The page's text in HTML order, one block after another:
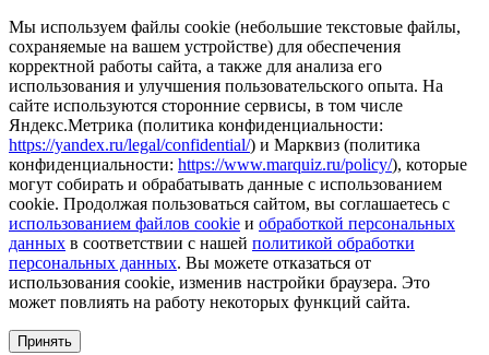
Мы используем файлы cookie (небольшие текстовые файлы,
сохраняемые на вашем устройстве) для обеспечения
корректной работы сайта, а также для анализа его
использования и улучшения пользовательского опыта. На
сайте используются сторонние сервисы, в том числе
Яндекс.Метрика (политика конфиденциальности:
https://yandex.ru/legal/confidential/) и Марквиз (политика
конфиденциальности: https://www.marquiz.ru/policy/), которые
могут собирать и обрабатывать данные с использованием
cookie. Продолжая пользоваться сайтом, вы соглашаетесь с
использованием файлов cookie и обработкой персональных
данных в соответствии с нашей политикой обработки
персональных данных. Вы можете отказаться от
использования cookie, изменив настройки браузера. Это
может повлиять на работу некоторых функций сайта.
Принять